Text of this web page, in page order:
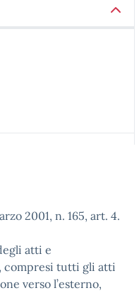
2001, n. 165, art. 4.
atti e
compresi tutti gli atti
verso l’esterno,